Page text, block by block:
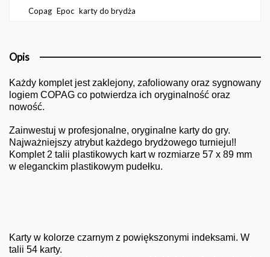
Copag Epoc karty do brydża
Opis
Każdy komplet jest zaklejony, zafoliowany oraz sygnowany
logiem COPAG co potwierdza ich oryginalność oraz
nowość.
Zainwestuj w profesjonalne, oryginalne karty do gry.
Najważniejszy atrybut każdego brydżowego turnieju!!
Komplet 2 talii plastikowych kart w rozmiarze 57 x 89 mm
w eleganckim plastikowym pudełku.
Karty w kolorze czarnym z powiększonymi indeksami. W
talii 54 karty.